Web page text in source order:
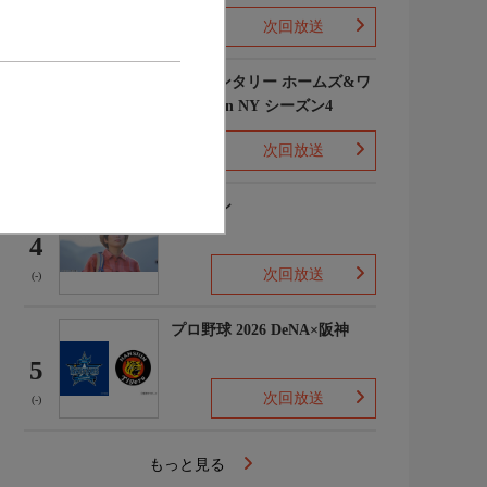
次回放送
エレメンタリー ホームズ&ワ
トソン in NY シーズン4
次回放送
4
(-)
下山メシ
次回放送
5
(-)
プロ野球 2026 DeNA×阪神
次回放送
もっと見る